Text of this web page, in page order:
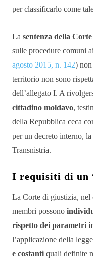
per classificarlo come
La sentenza della
sulle procedure comuni
agosto 2015, n. 142)
territorio non sono
dell’allegato I. A
cittadino moldavo,
della Repubblica ceca
per un decreto interno,
Transnistria.
I requisiti di un
La Corte di giustizia, nel
membri possono
rispetto dei parametri
l’applicazione della
e costanti quali definite